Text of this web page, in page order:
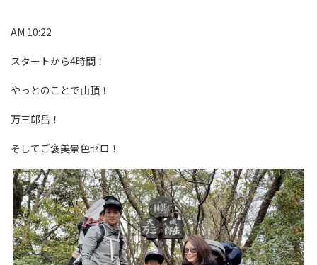
AM 10:22
スタートから4時間！
やっとのことで山頂！
万三郎岳！
そしてご褒美景色ゼロ！